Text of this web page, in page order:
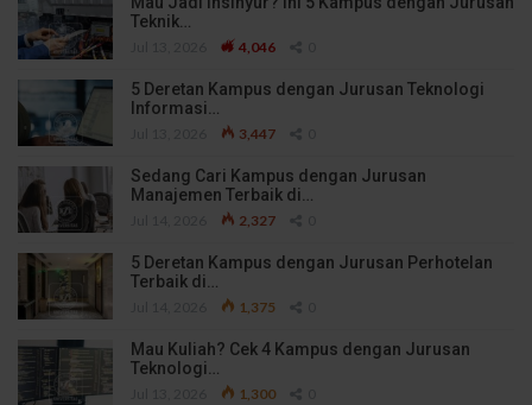
Teknik…
4,046
5 Deretan Kampus dengan Jurusan Teknologi
Informasi…
3,447
Sedang Cari Kampus dengan Jurusan
Manajemen Terbaik di…
2,327
5 Deretan Kampus dengan Jurusan Perhotelan
Terbaik di…
1,375
Mau Kuliah? Cek 4 Kampus dengan Jurusan
Teknologi…
1,300